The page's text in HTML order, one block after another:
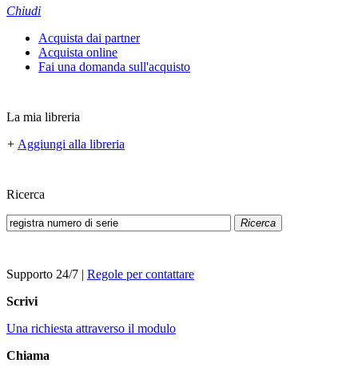
Chiudi
Acquista dai partner
Acquista online
Fai una domanda sull'acquisto
La mia libreria
+ Aggiungi alla libreria
Ricerca
Ricerca
Supporto 24/7 | Regole per contattare
Scrivi
Una richiesta attraverso il modulo
Chiama